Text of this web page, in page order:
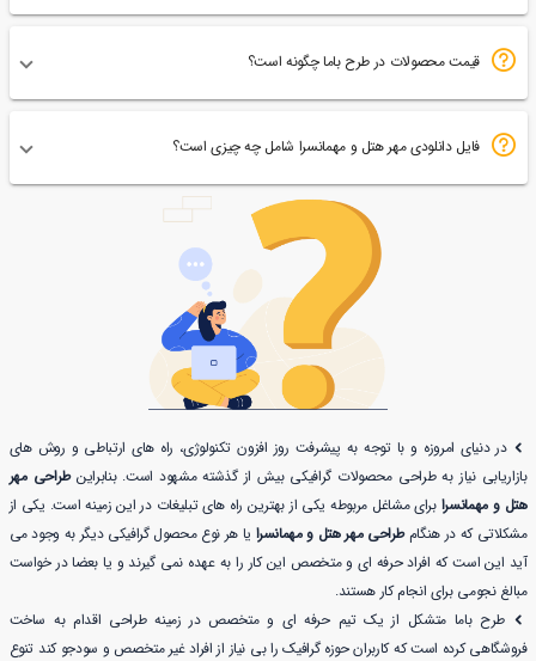
قیمت محصولات در طرح باما چگونه است؟
فایل دانلودی مهر هتل و مهمانسرا شامل چه چیزی است؟
در دنیای امروزه و با توجه به پیشرفت روز افزون تکنولوژی، راه های ارتباطی و روش های
بازاریابی نیاز به طراحی محصولات گرافیکی بیش از گذشته مشهود است. بنابراینطراحی مهر
هتل و مهمانسرا برای مشاغل مربوطه یکی از بهترین راه های تبلیغات در این زمینه است. یکی از
مشکلاتی که در هنگامطراحی مهر هتل و مهمانسرا یا هر نوع محصول گرافیکی دیگر به وجود می
آید این است که افراد حرفه ای و متخصص این کار را به عهده نمی گیرند و یا بعضا در خواست
مبالغ نجومی برای انجام کار هستند.
طرح باما متشکل از یک تیم حرفه ای و متخصص در زمینه طراحی اقدام به ساخت
فروشگاهی کرده است که کاربران حوزه گرافیک را بی نیاز از افراد غیر متخصص و سودجو کند تنوع